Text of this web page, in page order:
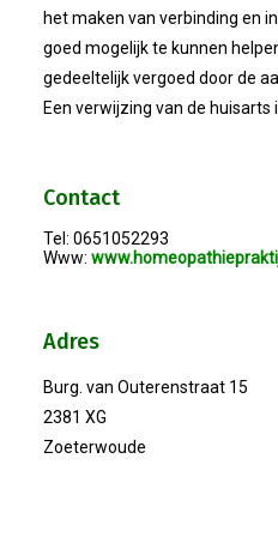
2023-05-31:
Notulen ALV
Save The Date:
het maken van verbinding en
goed mogelijk te kunnen
gedeeltelijk vergoed door de
Een verwijzing van de huisarts
Contact
Tel: 0651052293
Www:
Adres
Burg. van Outerenstraat 15
2381 XG
Zoeterwoude